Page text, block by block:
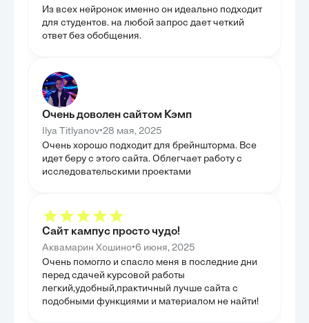
рекомендаций по их преодолению.
ГЛАВА 3. ПРИОРИТЕТЫ
РАЗВИТИЯ СТАТИСТИЧЕСКОЙ
приоритетов развития статистической системы
России, исходя из выявленных проблем и
потребностей пользователей. Был проведён анализ
удовлетворённости пользователей статистической
информацией, что позволило понять их запросы и
ожидания от системы. На основе этого анализа
были сформулированы конкретные предложения
по совершенствованию организации статистической
деятельности, направленные на повышение её
эффективности и релевантности. Также были
определены приоритетные задачи и направления
предложить решения, но и обосновать их
необходимость, опираясь на комплексный анализ
текущего состояния и перспектив развития.
Из всех нейронок именно он идеально подходит
для студентов. на любой запрос дает четкий
ответ без обобщения.
Очень доволен сайтом Кэмп
Ilya Titlyanov•28 мая, 2025
Очень хорошо подходит для брейншторма. Все
идет беру с этого сайта. Облегчает работу с
исследовательскими проектами
Сайт кампус просто чудо!
Аквамарин Хошино•6 июня, 2025
Очень помогло и спасло меня в последние дни
перед сдачей курсовой работы
легкий,удобный,практичный лучше сайта с
подобными функциями и материалом не найти!